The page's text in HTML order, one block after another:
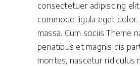
consectetuer adipiscing
commodo ligula eget
massa. Cum sociis Theme
penatibus et magnis dis
montes, nascetur ridiculus